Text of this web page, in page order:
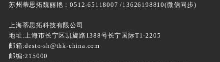
苏州蒂思拓魏丽艳：0512-65118007 /13626198810(微信同步)
上海蒂思拓科技有限公司
地址:上海市长宁区凯旋路1388号长宁国际T1-2205
邮箱:desto-sh@thk-china.com
邮编:215000